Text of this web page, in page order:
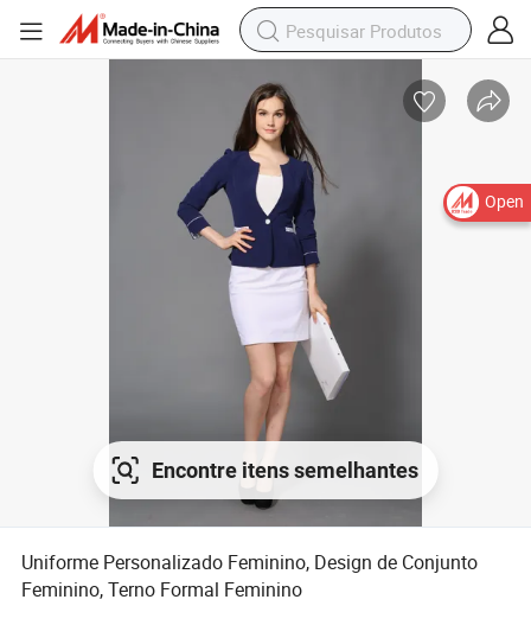
Open
Encontre itens semelhantes
Uniforme Personalizado Feminino, Design de Conjunto
Feminino, Terno Formal Feminino